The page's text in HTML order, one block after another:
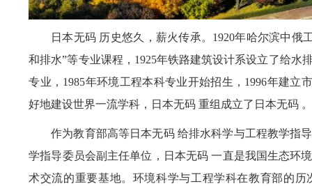
日本无码 历史悠久，薪火传承。1920年哈尔滨中俄
和排水”等专业课程，1925年铁路建筑设计系设立了给水
专业，1985年环境工程本科专业开始招生，1996年建立
好地建设世界一流学科，日本无码 重组成立了日本无码
作为教育部高等日本无码 给排水科学与工程教学指
学指导委员会副主任单位，日本无码 一直是我国生态环
术交流的重要基地。环境科学与工程学科在教育部的